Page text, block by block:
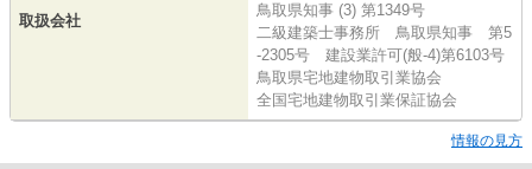
取扱会社
鳥取県知事 (3) 第1349号
二級建築士事務所 鳥取県知事 第5
-2305号 建設業許可(般-4)第6103号
鳥取県宅地建物取引業協会
全国宅地建物取引業保証協会
情報の見方